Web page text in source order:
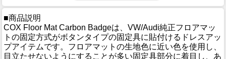
■商品説明
COX Floor Mat Carbon Badgeは、VW/Audi純正フロアマッ
トの固定方式がボタンタイプの固定具に貼付けるドレスアッ
プアイテムです。フロアマットの生地色に近い色を使用し、
目立たせないようにすることが多い固定具部分に着目し、あ